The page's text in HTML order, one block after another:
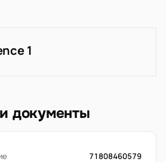
1
документы
71808460579